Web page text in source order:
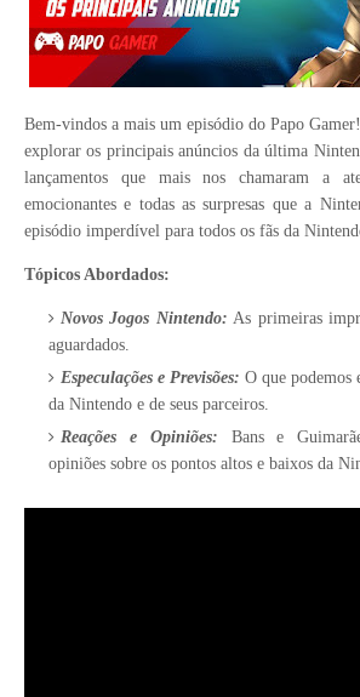
Bem-vindos a mais um episódio do Papo
explorar os principais anúncios da última
lançamentos que mais nos chamaram a
emocionantes e todas as surpresas que a
episódio imperdível para todos os fãs da
Tópicos Abordados:
Novos Jogos Nintendo: As primeiras
aguardados.
Especulações e Previsões: O que podemos
da Nintendo e de seus parceiros.
Reações e Opiniões: Bans e
opiniões sobre os pontos altos e baixos da